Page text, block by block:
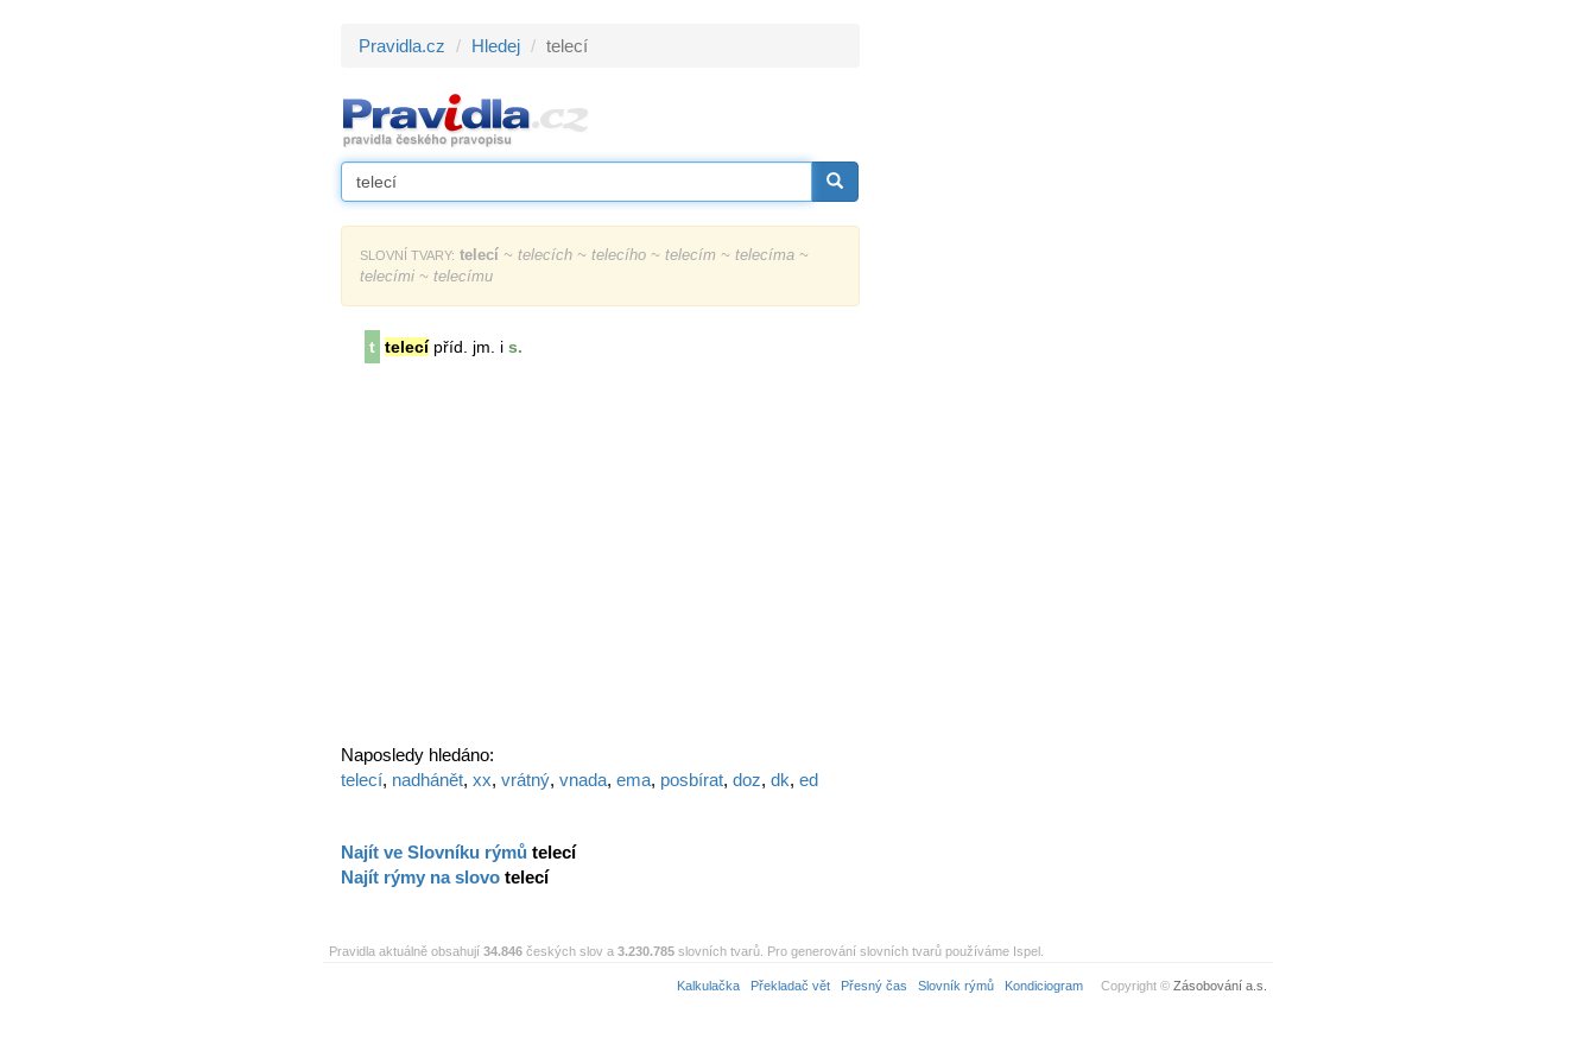
Pravidla.cz Hledej telecí
SLOVNÍ TVARY: telecí ~ telecích ~ telecího ~ telecím ~ telecíma ~
telecími ~ telecímu
t telecípříd. jm. i s.
Naposledy hledáno:
telecí, nadhánět, xx, vrátný, vnada, ema, posbírat, doz, dk, ed
Najít ve Slovníku rýmů telecí
Najít rýmy na slovo telecí
Pravidla aktuálně obsahují 34.846 českých slov a 3.230.785 slovních tvarů. Pro generování slovních tvarů používáme Ispel.
Kalkulačka Překladač vět Přesný čas Slovník rýmů Kondiciogram Copyright © Zásobování a.s.